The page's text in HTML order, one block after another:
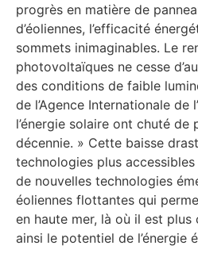
progrès en matière de
d’éoliennes, l’efficacité
sommets inimaginables. Le
photovoltaïques ne cesse
des conditions de faible
de l’Agence Internationale de
l’énergie solaire ont chuté de
décennie. » Cette baisse
technologies plus
de nouvelles technologies
éoliennes flottantes qui
en haute mer, là où il est
ainsi le potentiel de l’énergie